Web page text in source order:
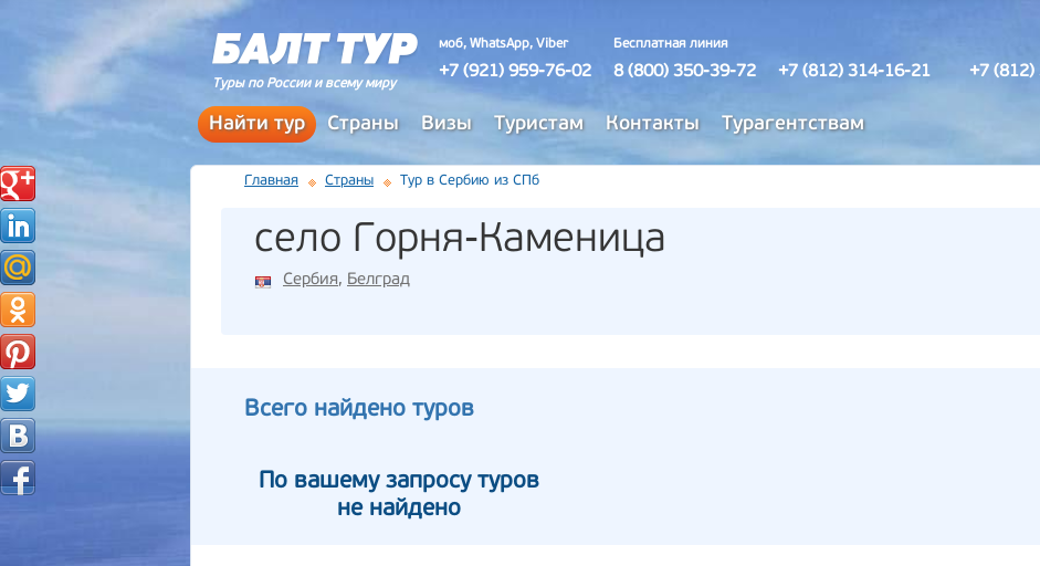
Туры по России и всему миру
моб, WhatsApp, Viber
+7 (921) 959-76-02
Бесплатная линия
8 (800) 350-39-72 +7 (812) 314-16-21 +7
Найти тур Страны Визы Туристам Контакты Турагентствам
Главная Страны Тур в Сербию из СПб
село Горня-Каменица
Сербия, Белград
Всего найдено туров
По вашему запросу туров
не найдено